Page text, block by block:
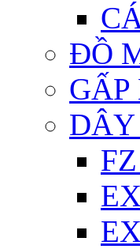
ĐỒ
GẤP
DÂY